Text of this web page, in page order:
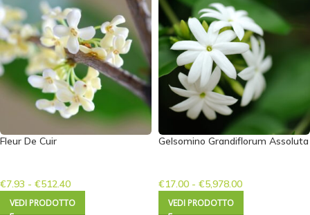
Fleur De Cuir
€7.93 - €512.40
VEDI PRODOTTO
Gelsomino Grandiflorum Assoluta
€17.00 - €5,978.00
VEDI PRODOTTO